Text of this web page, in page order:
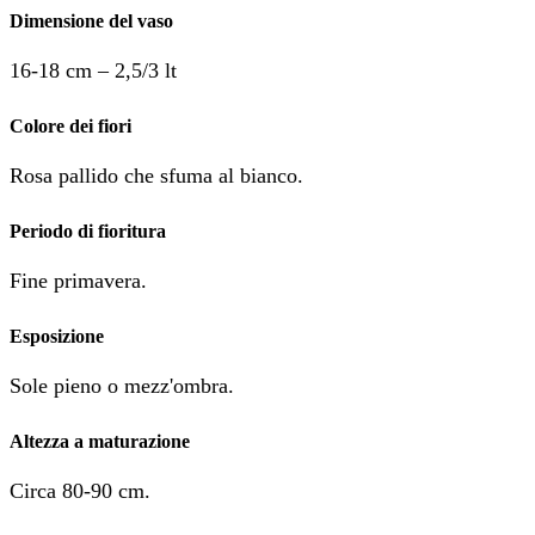
Dimensione del vaso
16-18 cm – 2,5/3 lt
Colore dei fiori
Rosa pallido che sfuma al bianco.
Periodo di fioritura
Fine primavera.
Esposizione
Sole pieno o mezz'ombra.
Altezza a maturazione
Circa 80-90 cm.